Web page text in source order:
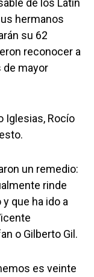
hermanos
su 62
reconocer a
mayor
Iglesias, Rocío
un remedio:
rinde
que ha ido a
o Gilberto Gil.
es veinte